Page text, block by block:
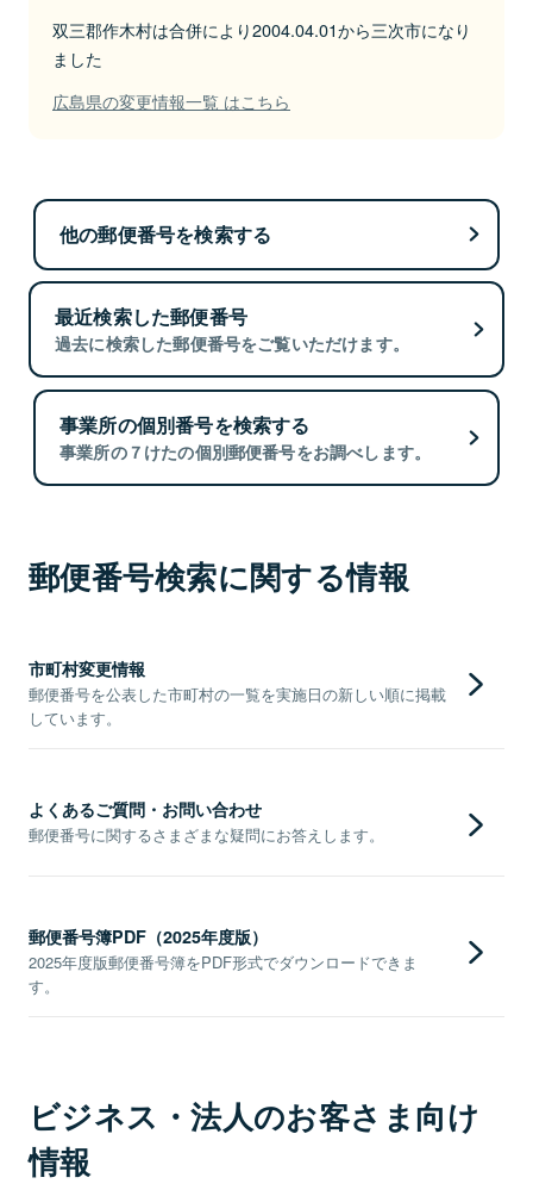
双三郡作木村は合併により2004.04.01から三次市になり
ました
広島県の変更情報一覧 はこちら
他の郵便番号を検索する
最近検索した郵便番号
過去に検索した郵便番号をご覧いただけます。
事業所の個別番号を検索する
事業所の７けたの個別郵便番号をお調べします。
郵便番号検索に関する情報
市町村変更情報
郵便番号を公表した市町村の一覧を実施日の新しい順に掲載
しています。
よくあるご質問・お問い合わせ
郵便番号に関するさまざまな疑問にお答えします。
郵便番号簿PDF（2025年度版）
2025年度版郵便番号簿をPDF形式でダウンロードできま
す。
ビジネス・法人のお客さま向け
情報